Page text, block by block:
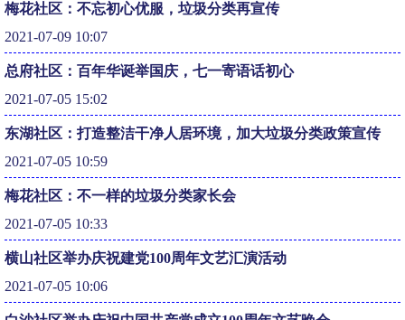
梅花社区：不忘初心优服，垃圾分类再宣传
2021-07-09 10:07
总府社区：百年华诞举国庆，七一寄语话初心
2021-07-05 15:02
东湖社区：打造整洁干净人居环境，加大垃圾分类政策宣传
2021-07-05 10:59
梅花社区：不一样的垃圾分类家长会
2021-07-05 10:33
横山社区举办庆祝建党100周年文艺汇演活动
2021-07-05 10:06